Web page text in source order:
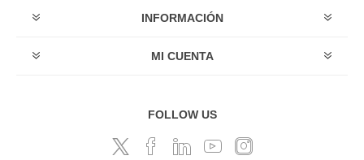
INFORMACIÓN
MI CUENTA
FOLLOW US